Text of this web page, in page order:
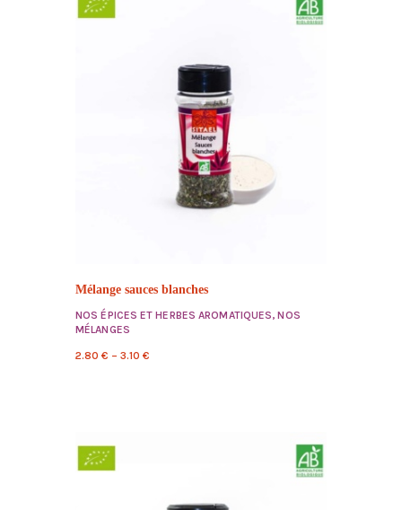
Mélange sauces blanches
NOS ÉPICES ET HERBES AROMATIQUES,NOS
MÉLANGES
2.80 € – 3.10 €